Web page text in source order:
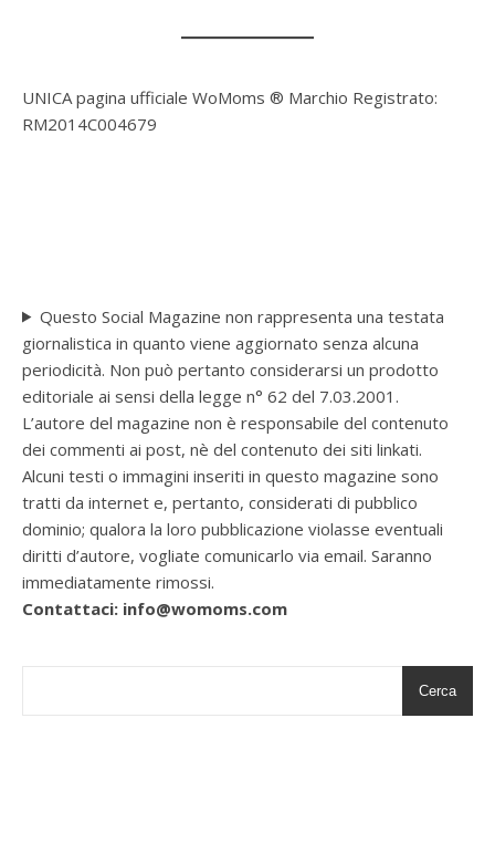
UNICA pagina ufficiale WoMoms ® Marchio Registrato:
RM2014C004679
Questo Social Magazine non rappresenta una testata
giornalistica in quanto viene aggiornato senza alcuna
periodicità. Non può pertanto considerarsi un prodotto
editoriale ai sensi della legge n° 62 del 7.03.2001.
L’autore del magazine non è responsabile del contenuto
dei commenti ai post, nè del contenuto dei siti linkati.
Alcuni testi o immagini inseriti in questo magazine sono
tratti da internet e, pertanto, considerati di pubblico
dominio; qualora la loro pubblicazione violasse eventuali
diritti d’autore, vogliate comunicarlo via email. Saranno
immediatamente rimossi.
Contattaci: info@womoms.com
Cerca